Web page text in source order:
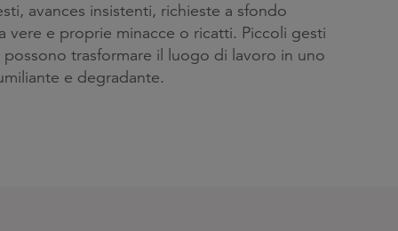
avances insistenti, richieste a sfondo
vere e proprie minacce o ricatti. Piccoli gesti
trasformare il luogo di lavoro in uno
e degradante.